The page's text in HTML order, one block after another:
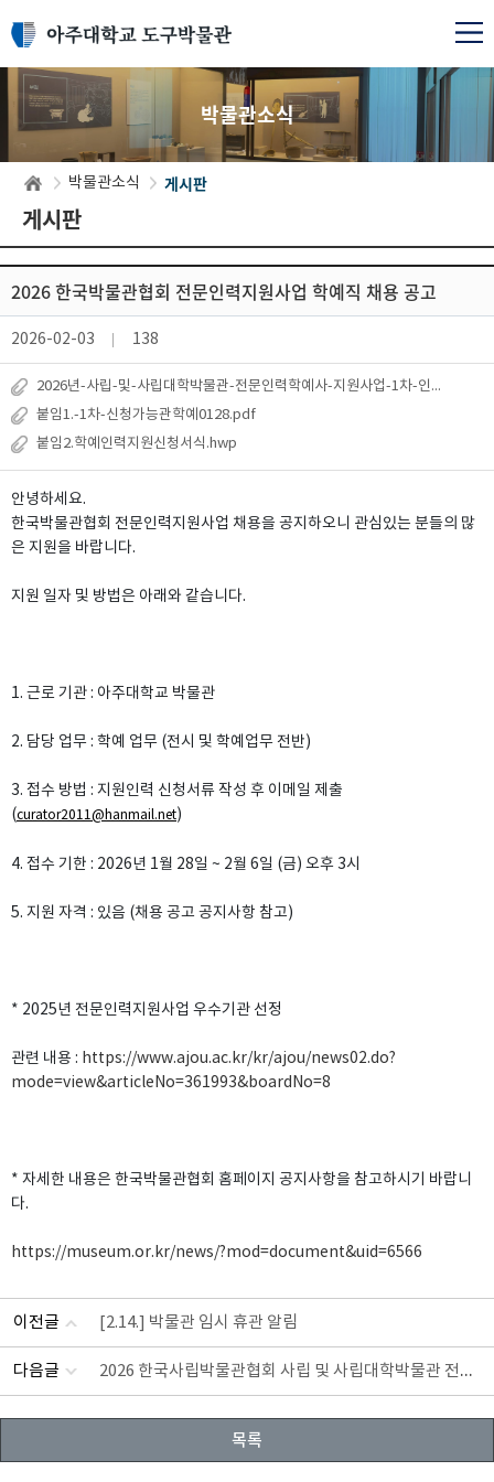
박물관소식
박물관소식 게시판
게시판
2026 한국박물관협회 전문인력지원사업 학예직 채용 공고
2026-02-03 138
2026년-사립-및-사립대학박물관-전문인력학예사-지원사업-1차-인력-모집-공고문.pdf
붙임1.-1차-신청가능관학예0128.pdf
붙임2.학예인력지원신청서식.hwp
안녕하세요.
한국박물관협회 전문인력지원사업 채용을 공지하오니 관심있는 분들의 많
은 지원을 바랍니다.
지원 일자 및 방법은 아래와 같습니다.
1. 근로 기관 : 아주대학교 박물관
2. 담당 업무 : 학예 업무 (전시 및 학예업무 전반)
3. 접수 방법 : 지원인력 신청서류 작성 후 이메일 제출
(curator2011@hanmail.net)
4. 접수 기한 : 2026년 1월 28일 ~ 2월 6일 (금) 오후 3시
5. 지원 자격 : 있음 (채용 공고 공지사항 참고)
* 2025년 전문인력지원사업 우수기관 선정
관련 내용 : https://www.ajou.ac.kr/kr/ajou/news02.do?
mode=view&articleNo=361993&boardNo=8
* 자세한 내용은 한국박물관협회 홈페이지 공지사항을 참고하시기 바랍니
다.
https://museum.or.kr/news/?mod=document&uid=6566
이전글 [2.14.] 박물관 임시 휴관 알림
다음글 2026 한국사립박물관협회 사립 및 사립대학박물관 전문인력 교육사 모집 공고
목록